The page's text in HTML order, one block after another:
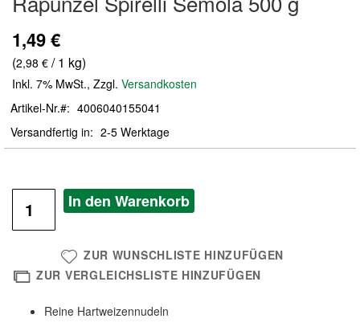
der
Bildergalerie
springen
1,49 €
(2,98 € / 1 kg)
Inkl. 7% MwSt., Zzgl. Versandkosten
Artikel-Nr.
4006040155041
Versandfertig in
2-5 Werktage
In den Warenkorb
ZUR WUNSCHLISTE HINZUFÜGEN
ZUR VERGLEICHSLISTE HINZUFÜGEN
Reine Hartweizennudeln